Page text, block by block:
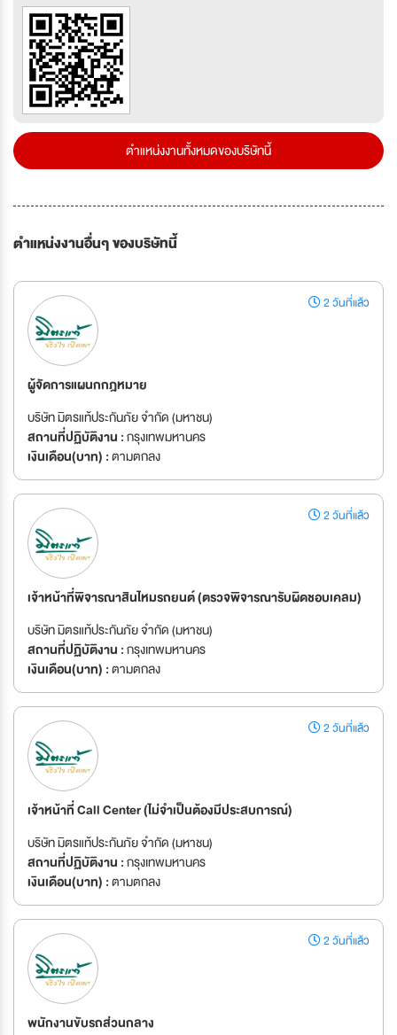
ตำแหน่งงานทั้งหมดของบริษัทนี้
ตำแหน่งงานอื่นๆ ของบริษัทนี้
2 วันที่แล้ว
ผู้จัดการแผนกกฎหมาย
บริษัท มิตรแท้ประกันภัย จำกัด (มหาชน)
สถานที่ปฏิบัติงาน :กรุงเทพมหานคร
เงินเดือน(บาท) :ตามตกลง
2 วันที่แล้ว
เจ้าหน้าที่พิจารณาสินไหมรถยนต์ (ตรวจพิจารณารับผิดชอบเคลม)
บริษัท มิตรแท้ประกันภัย จำกัด (มหาชน)
สถานที่ปฏิบัติงาน :กรุงเทพมหานคร
เงินเดือน(บาท) :ตามตกลง
2 วันที่แล้ว
เจ้าหน้าที่ Call Center (ไม่จำเป็นต้องมีประสบการณ์)
บริษัท มิตรแท้ประกันภัย จำกัด (มหาชน)
สถานที่ปฏิบัติงาน :กรุงเทพมหานคร
เงินเดือน(บาท) :ตามตกลง
2 วันที่แล้ว
พนักงานขับรถส่วนกลาง